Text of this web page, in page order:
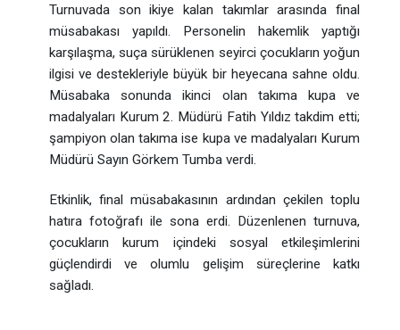
Turnuvada son ikiye kalan takımlar arasında final
müsabakası yapıldı. Personelin hakemlik yaptığı
karşılaşma, suça sürüklenen seyirci çocukların yoğun
ilgisi ve destekleriyle büyük bir heyecana sahne oldu.
Müsabaka sonunda ikinci olan takıma kupa ve
madalyaları Kurum 2. Müdürü Fatih Yıldız takdim etti;
şampiyon olan takıma ise kupa ve madalyaları Kurum
Müdürü Sayın Görkem Tumba verdi.
Etkinlik, final müsabakasının ardından çekilen toplu
hatıra fotoğrafı ile sona erdi. Düzenlenen turnuva,
çocukların kurum içindeki sosyal etkileşimlerini
güçlendirdi ve olumlu gelişim süreçlerine katkı
sağladı.